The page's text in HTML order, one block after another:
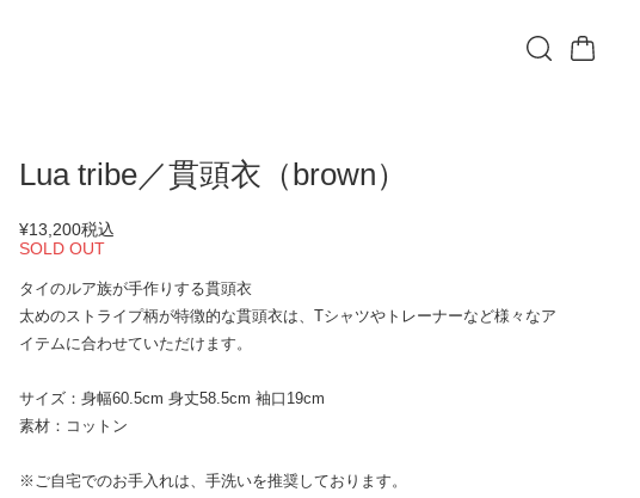
Lua tribe／貫頭衣（brown）
¥13,200税込
SOLD OUT
タイのルア族が手作りする貫頭衣
太めのストライプ柄が特徴的な貫頭衣は、Tシャツやトレーナーなど様々なア
イテムに合わせていただけます。
サイズ：身幅60.5cm 身丈58.5cm 袖口19cm
素材：コットン
※ご自宅でのお手入れは、手洗いを推奨しております。